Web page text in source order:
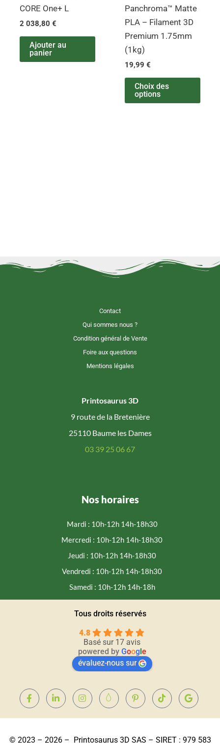
CORE One+ L
2 038,80€
Ajouter au
panier
Panchroma™ Matte
PLA – Filament 3D
Premium 1.75mm
(1kg)
19,99€
Choix des
options
Contact
Qui sommes nous ?
Condition général de Vente
Foire aux questions
Mentions légales
Printosaurus 3D
9 route de la Bretenière
25110 Baume les Dames
03 39 25 06 67
Nos horaires
Mardi : 10h-12h 14h-18h30
Mercredi : 10h-12h 14h-18h30
Jeudi : 10h-12h 14h-18h30
Vendredi : 10h-12h 14h-18h30
Samedi : 10h-12h 14h-18h
Tous droits réservés
4.8
Basé sur 17 avis
powered by Googl e
évaluez-nous sur
© 2023 – 2026 – Printosaurus 3D SAS – SIRET : 979 583